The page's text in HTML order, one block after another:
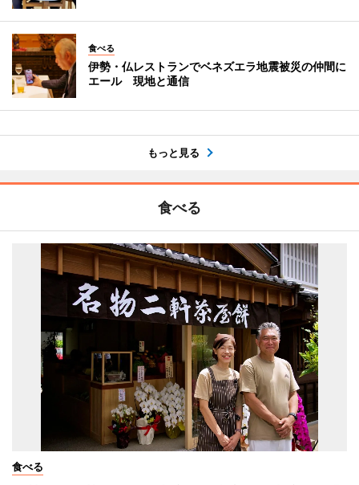
食べる
伊勢・仏レストランでベネズエラ地震被災の仲間に
エール 現地と通信
もっと見る
食べる
食べる